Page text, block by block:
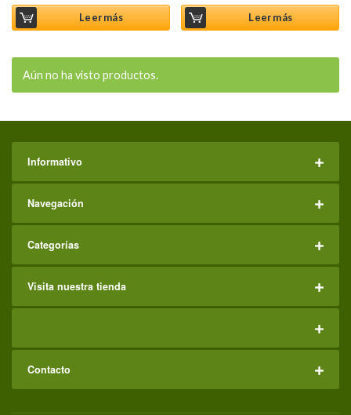
Leer más Leer más
Aún no ha visto productos.
Informativo
Navegación
Categorías
Visita nuestra tienda
Contacto